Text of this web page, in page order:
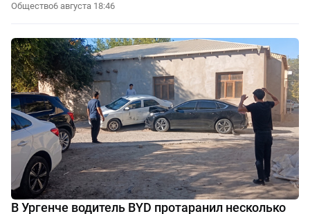
Общество6 августа 18:46
В Ургенче водитель BYD протаранил несколько